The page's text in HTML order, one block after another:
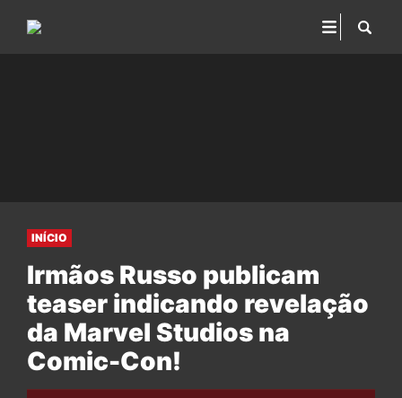
INÍCIO
Irmãos Russo publicam
teaser indicando revelação
da Marvel Studios na
Comic-Con!